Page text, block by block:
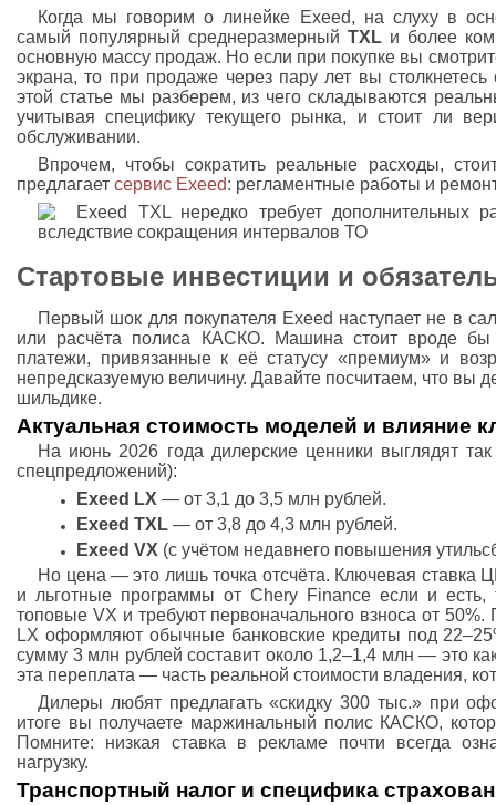
Когда мы говорим о линейке Exeed, на слуху в
самый популярный среднеразмерный TXL и более
основную массу продаж. Но если при покупке вы
экрана, то при продаже через пару лет вы
этой статье мы разберем, из чего складываются
учитывая специфику текущего рынка, и стоит ли
обслуживании.
Впрочем, чтобы сократить реальные расходы,
предлагает сервис Exeed: регламентные работы и
Стартовые инвестиции и
Первый шок для покупателя Exeed наступает не в
или расчёта полиса КАСКО. Машина стоит вроде бы
платежи, привязанные к её статусу «премиум» и
непредсказуемую величину. Давайте посчитаем, что вы
шильдике.
Актуальная стоимость моделей и влияние
На июнь 2026 года дилерские ценники выглядят
спецпредложений):
Exeed LX — от 3,1 до 3,5 млн рублей.
Exeed TXL — от 3,8 до 4,3 млн рублей.
Exeed VX (с учётом недавнего повышения
Но цена — это лишь точка отсчёта. Ключевая ставка
и льготные программы от Chery Finance если и есть,
топовые VX и требуют первоначального взноса от 50%.
LX оформляют обычные банковские кредиты под
сумму 3 млн рублей составит около 1,2–1,4 млн — это
эта переплата — часть реальной стоимости владения,
Дилеры любят предлагать «скидку 300 тыс.» при
итоге вы получаете маржинальный полис КАСКО,
Помните: низкая ставка в рекламе почти всегда
нагрузку.
Транспортный налог и специфика